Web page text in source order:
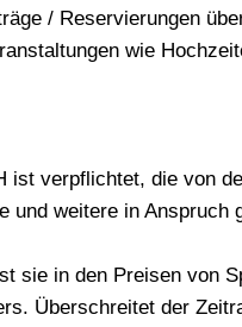
/ Reservierungen
wie
verpflichtet, die von
weitere in
sie in den Preisen von
Überschreitet der